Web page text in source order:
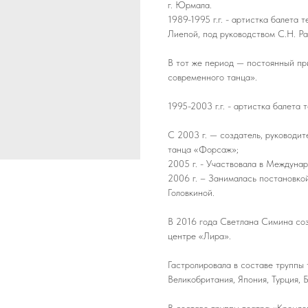
г. Юрмала.
1989-1995 г.г. - артистка балета
Лиепой, под руководством С.Н.
В тот же период — постоянный
современного танца».
1995-2003 г.г. - артистка балета
С 2003 г. — создатель,
танца «Форсаж»;
2005 г. - Участвовала в
2006 г. – Занималась
Головкиной.
В 2016 года Светлана Симина
центре «Лира».
Гастролировала в составе
Великобритания, Япония, Турция,